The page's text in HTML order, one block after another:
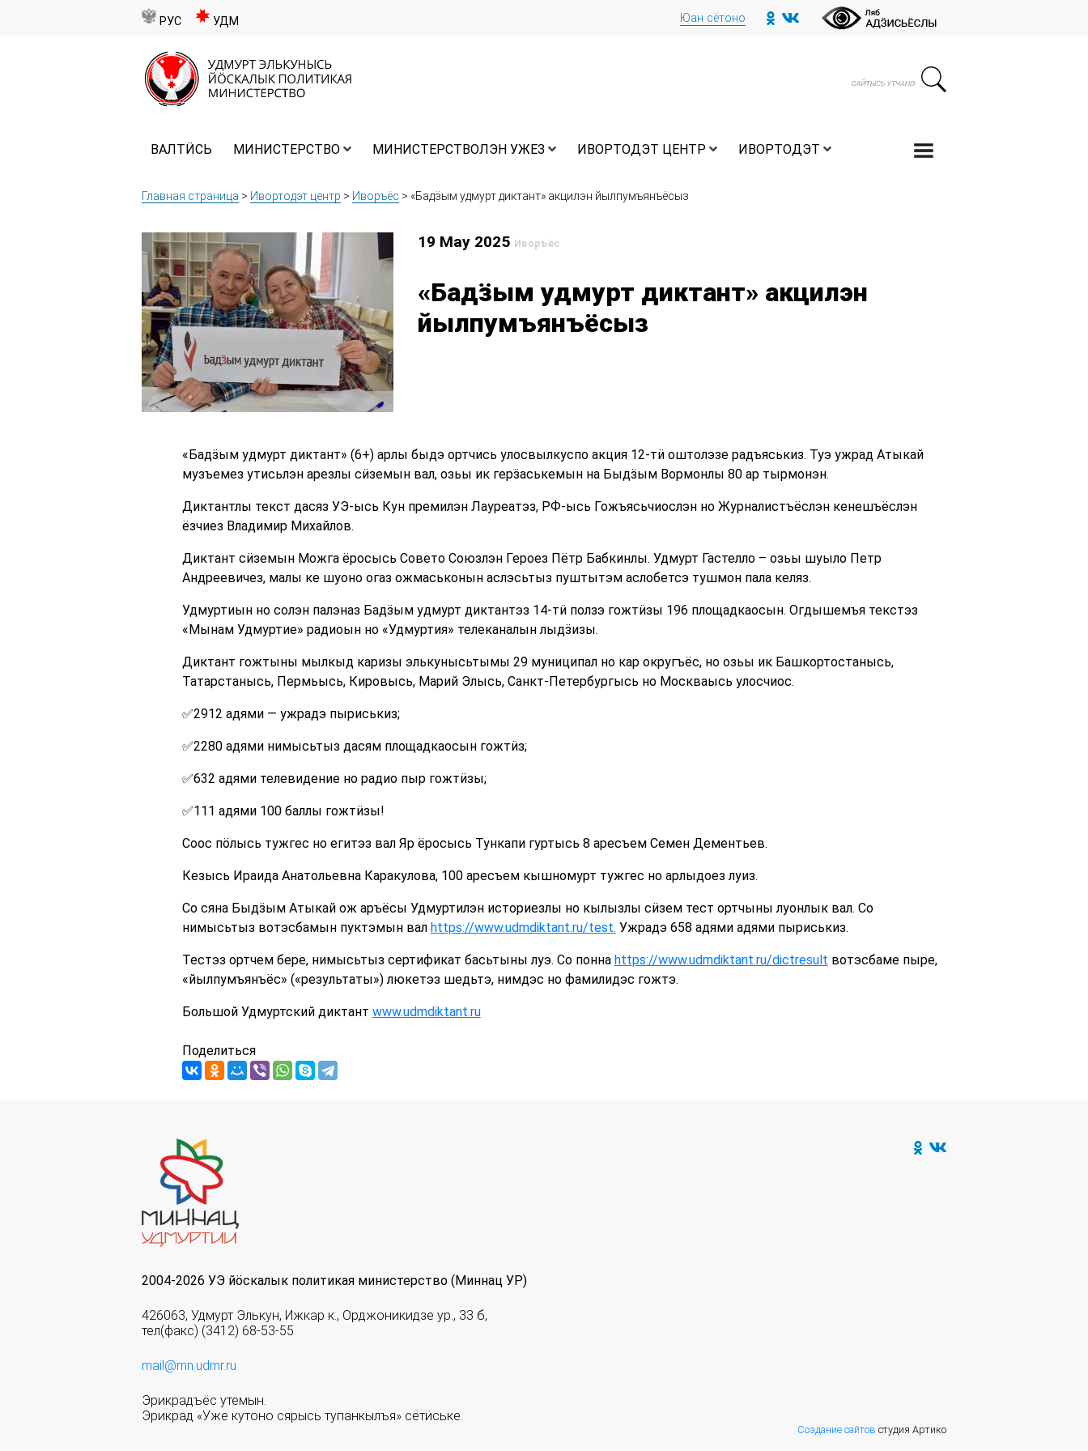
РУС УДМ Юан сётоно
ВАЛТӤСЬ МИНИСТЕРСТВО МИНИСТЕРСТВОЛЭН УЖЕЗ ИВОРТОДЭТ ЦЕНТР ИВОРТОДЭТ
Главная страница > Ивортодэт центр > Иворъёс > «Бадӟым удмурт диктант» акцилэн йылпумъянъёсыз
19 May 2025 Иворъёс
«Бадӟым удмурт диктант» акцилэн
йылпумъянъёсыз
«Бадӟым удмурт диктант» (6+) арлы быдэ ортчись улосвылкуспо акция 12-тӥ оштолэзе радъяськиз. Туэ ужрад Атыкай
музъемез утисьлэн арезлы сӥземын вал, озьы ик герӟаськемын на Быдӟым Вормонлы 80 ар тырмонэн.
Диктантлы текст дасяз УЭ-ысь Кун премилэн Лауреатэз, РФ-ысь Гожъясьчиослэн но Журналистъёслэн кенешъёслэн
ёзчиез Владимир Михайлов.
Диктант сӥземын Можга ёросысь Совето Союзлэн Героез Пётр Бабкинлы. Удмурт Гастелло – озьы шуыло Петр
Андреевичез, малы ке шуоно огаз ожмаськонын аслэсьтыз пуштытэм аслобетсэ тушмон пала келяз.
Удмуртиын но солэн палэназ Бадӟым удмурт диктантэз 14-тӥ ползэ гожтӥзы 196 площадкаосын. Огдышемъя текстэз
«Мынам Удмуртие» радиоын но «Удмуртия» телеканалын лыдӟизы.
Диктант гожтыны мылкыд каризы элькунысьтымы 29 муниципал но кар округъёс, но озьы ик Башкортостанысь,
Татарстанысь, Пермьысь, Кировысь, Марий Элысь, Санкт-Петербургысь но Москваысь улосчиос.
✅2912 адями — ужрадэ пыриськиз;
✅2280 адями нимысьтыз дасям площадкаосын гожтӥз;
✅632 адями телевидение но радио пыр гожтӥзы;
✅111 адями 100 баллы гожтӥзы!
Соос пӧлысь тужгес но егитэз вал Яр ёросысь Тункапи гуртысь 8 аресъем Семен Дементьев.
Кезысь Ираида Анатольевна Каракулова, 100 аресъем кышномурт тужгес но арлыдоез луиз.
Со сяна Быдӟым Атыкай ож аръёсы Удмуртилэн историезлы но кылызлы сӥзем тест ортчыны луонлык вал. Со
нимысьтыз вотэсбамын пуктэмын вал https://www.udmdiktant.ru/test. Ужрадэ 658 адями адями пыриськиз.
Тестэз ортчем бере, нимысьтыз сертификат басьтыны луэ. Со понна https://www.udmdiktant.ru/dictresult вотэсбаме пыре,
«йылпумъянъёс» («результаты») люкетэз шедьтэ, нимдэс но фамилидэс гожтэ.
Большой Удмуртский диктант www.udmdiktant.ru
Поделиться
2004-2026 УЭ йöскалык политикая министерство (Миннац УР)
426063, Удмурт Элькун, Ижкар к., Орджоникидзе ур., 33 б,
тел(факс) (3412) 68-53-55
mail@mn.udmr.ru
Эрикрадъёс утемын.
Эрикрад «Уже кутоно сярысь тупанкылъя» сётӥське.
Создание сайтов студия Артико